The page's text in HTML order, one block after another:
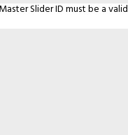
Slider ID must be a valid